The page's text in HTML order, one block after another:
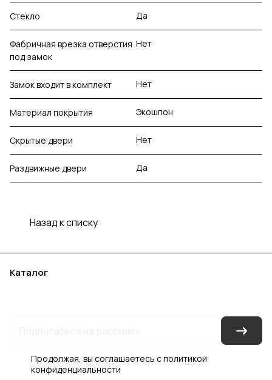
Стекло Да
Фабричная врезка отверстия
под замок
Нет
Замок входит в комплект Нет
Материал покрытия Экошпон
Скрытые двери Нет
Раздвижные двери Да
Назад к списку
Каталог
Продолжая, вы соглашаетесь сполитикой
конфиденциальности